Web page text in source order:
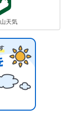
天気